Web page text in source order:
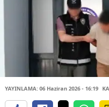
YAYINLAMA: 06 Haziran 2026 - 16:19